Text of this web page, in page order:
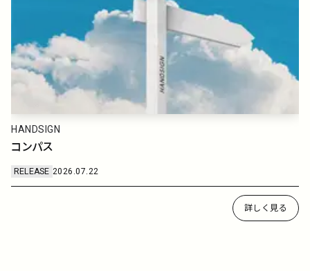
Furui Riho
ラッキー
RELEASE 2026.07.08
詳しく見る